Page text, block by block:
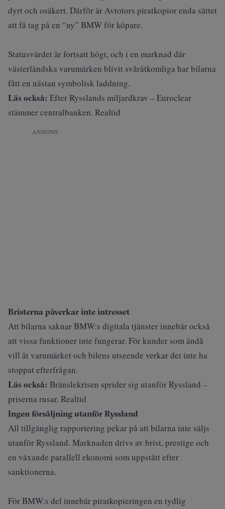
dyrt och osäkert. Därför är Avtotors piratkopior enda sättet
att få tag på en “ny” BMW för köpare.
Statusvärdet är fortsatt högt, och i en marknad där
västerländska varumärken blivit svåråtkomliga har bilarna
fått en nästan symbolisk laddning.
Läs också: Efter Rysslands miljardkrav – Euroclear
stämmer centralbanken. Realtid
ANNONS
Bristerna påverkar inte intresset
Att bilarna saknar BMW:s digitala tjänster innebär också
att vissa funktioner inte fungerar. För kunder som ändå
vill åt varumärket och bilens utseende verkar det inte ha
stoppat efterfrågan.
Läs också: Bränslekrisen sprider sig utanför Ryssland –
priserna rusar. Realtid
Ingen försäljning utanför Ryssland
All tillgänglig rapportering pekar på att bilarna inte säljs
utanför Ryssland. Marknaden drivs av brist, prestige och
en växande parallell ekonomi som uppstått efter
sanktionerna.
För BMW:s del innebär piratkopieringen en tydlig